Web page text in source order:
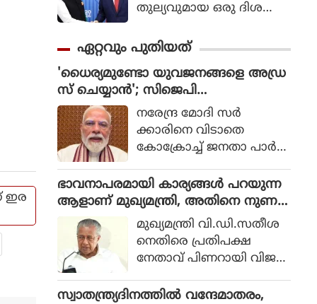
ഇര
തുല്യവുമായ ഒരു ദിശ
വികസിക്കുന്നുവെന്ന് ഉറ
പ്പാക്കുക എന്ന പ്രഖ്യാപിത
ലക്ഷ്യത്തോടെയാണ് ഇ
തിന്റെ ആരംഭം. ചടങ്ങില്‍
യുഎന്‍ സെക്രട്ടറി ജനറല്‍
അന്റോണിയോ ഗുട്ടെറസ്
പങ്കെടുത്തു.
ഏറ്റവും പുതിയത്
'ധൈര്യമുണ്ടോ യുവജനങ്ങളെ അഡ്ര
സ് ചെയ്യാൻ'; സിജെപി
വെല്ലുവിളിയിൽ വിറച്ച് മോദി സർ
ക്കാർ
നരേന്ദ്ര മോദി സർ
ക്കാരിനെ വിടാതെ
കോക്രോച്ച് ജനതാ പാർട്ടി.
നാട്ടിലെ യുവാക്കളെ അ
ഡ്രസ് ചെയ്യാൻ സിജെപി
മോദിയെ ക്ഷണിച്ചു.
യുവാക്കളെ ബാധിക്കുന്ന
വിഷയങ്ങളെ കുറിച്ച്
മോദി സംസാരിക്കണ
മെന്നാണ് ആവശ്യം.
ഭാവനാപരമായി കാര്യങ്ങൾ പറയുന്ന
ആളാണ് മുഖ്യമന്ത്രി, അതിനെ നുണ
എന്നും വിളിക്കാം: പിണറായി വിജയൻ
മുഖ്യമന്ത്രി വി.ഡി.സതീശ
നെതിരെ പ്രതിപക്ഷ
നേതാവ് പിണറായി വിജയ
ങ്ങൾ പറയുന്ന ആളാണ്
സ്വാതന്ത്ര്യദിനത്തിൽ വന്ദേമാതരം,